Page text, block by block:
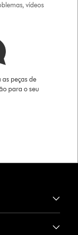
vídeos
as peças de
para o seu